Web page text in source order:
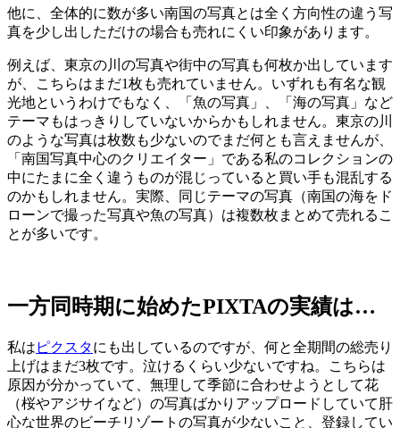
他に、全体的に数が多い南国の写真とは全く方向性の違う写
真を少し出しただけの場合も売れにくい印象があります。
例えば、東京の川の写真や街中の写真も何枚か出しています
が、こちらはまだ1枚も売れていません。いずれも有名な観
光地というわけでもなく、「魚の写真」、「海の写真」など
テーマもはっきりしていないからかもしれません。東京の川
のような写真は枚数も少ないのでまだ何とも言えませんが、
「南国写真中心のクリエイター」である私のコレクションの
中にたまに全く違うものが混じっていると買い手も混乱する
のかもしれません。実際、同じテーマの写真（南国の海をド
ローンで撮った写真や魚の写真）は複数枚まとめて売れるこ
とが多いです。
一方同時期に始めたPIXTAの実績は…
私は ピクスタにも出しているのですが、何と全期間の総売り
上げはまだ3枚です。泣けるくらい少ないですね。こちらは
原因が分かっていて、無理して季節に合わせようとして花
（桜やアジサイなど）の写真ばかりアップロードしていて肝
心な世界のビーチリゾートの写真が少ないこと、登録してい